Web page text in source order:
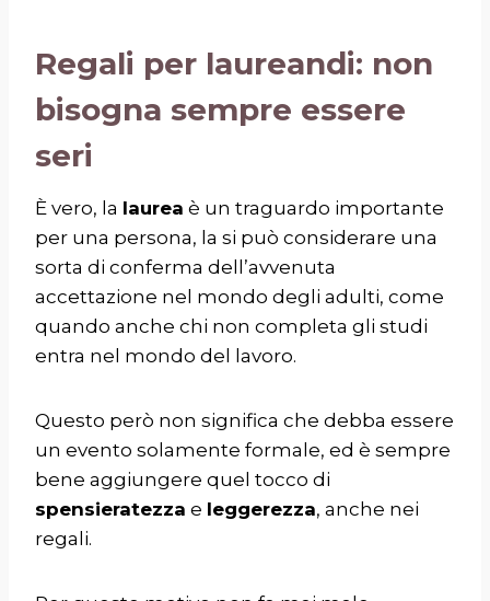
Regali per laureandi: non
bisogna sempre essere
seri
È vero, la laurea è un traguardo importante
per una persona, la si può considerare una
sorta di conferma dell’avvenuta
accettazione nel mondo degli adulti, come
quando anche chi non completa gli studi
entra nel mondo del lavoro.
Questo però non significa che debba essere
un evento solamente formale, ed è sempre
bene aggiungere quel tocco di
spensieratezza e leggerezza, anche nei
regali.